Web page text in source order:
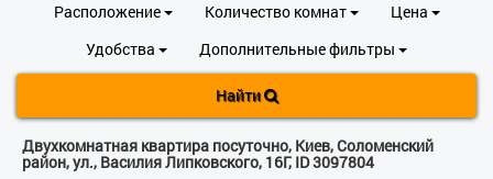
Расположение Количество комнат
Цена
Удобства
Дополнительные фильтры
Найти
Двухкомнатная квартира посуточно, Киев, Соломенский
район, ул., Василия Липковского, 16Г, ID 3097804